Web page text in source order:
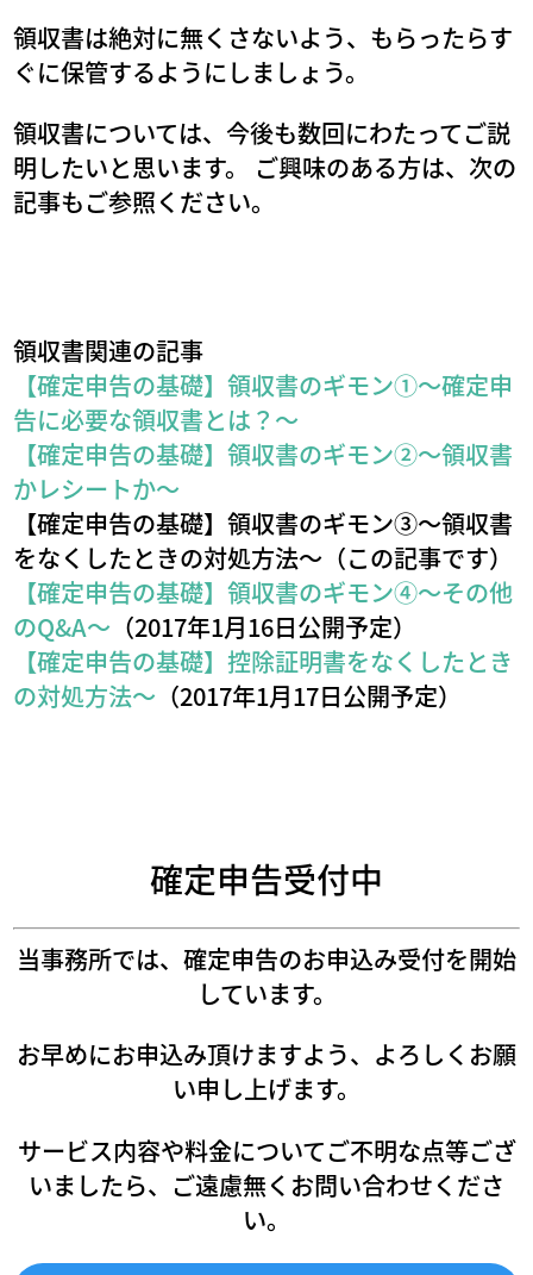
領収書は絶対に無くさないよう、もらったらす
ぐに保管するようにしましょう。
領収書については、今後も数回にわたってご説
明したいと思います。 ご興味のある方は、次の
記事もご参照ください。
領収書関連の記事
【確定申告の基礎】領収書のギモン①～確定申
告に必要な領収書とは？～
【確定申告の基礎】領収書のギモン②～領収書
かレシートか～
【確定申告の基礎】領収書のギモン③～領収書
をなくしたときの対処方法～（この記事です）
【確定申告の基礎】領収書のギモン④～その他
のQ&A～ （2017年1月16日公開予定）
【確定申告の基礎】控除証明書をなくしたとき
の対処方法～ （2017年1月17日公開予定）
確定申告受付中
当事務所では、確定申告のお申込み受付を開始
しています。
お早めにお申込み頂けますよう、よろしくお願
い申し上げます。
サービス内容や料金についてご不明な点等ござ
いましたら、ご遠慮無くお問い合わせくださ
い。